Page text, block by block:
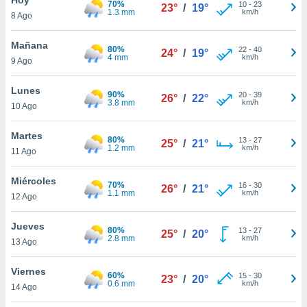
en
más
nuestra
de
cookies
aceptar
8 Ago
70%
1.3 mm
23° / 19° 10- 23
km/h
Mañana
9 Ago
80%
4 mm
24° / 19° 22- 40
km/h
Lunes
10 Ago
90%
3.8 mm
26° / 22° 20- 39
km/h
Martes
11 Ago
80%
1.2 mm
25° / 21° 13- 27
km/h
Miércoles
12 Ago
70%
1.1 mm
26° / 21° 16- 30
km/h
Jueves
13 Ago
80%
2.8 mm
25° / 20° 13- 27
km/h
Viernes
14 Ago
60%
0.6 mm
23° / 20° 15- 30
km/h